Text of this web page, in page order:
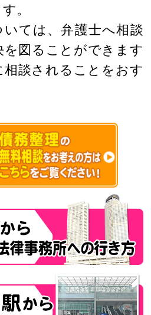
。
ては、弁護士へ相談
図ることができます
談されることをおす